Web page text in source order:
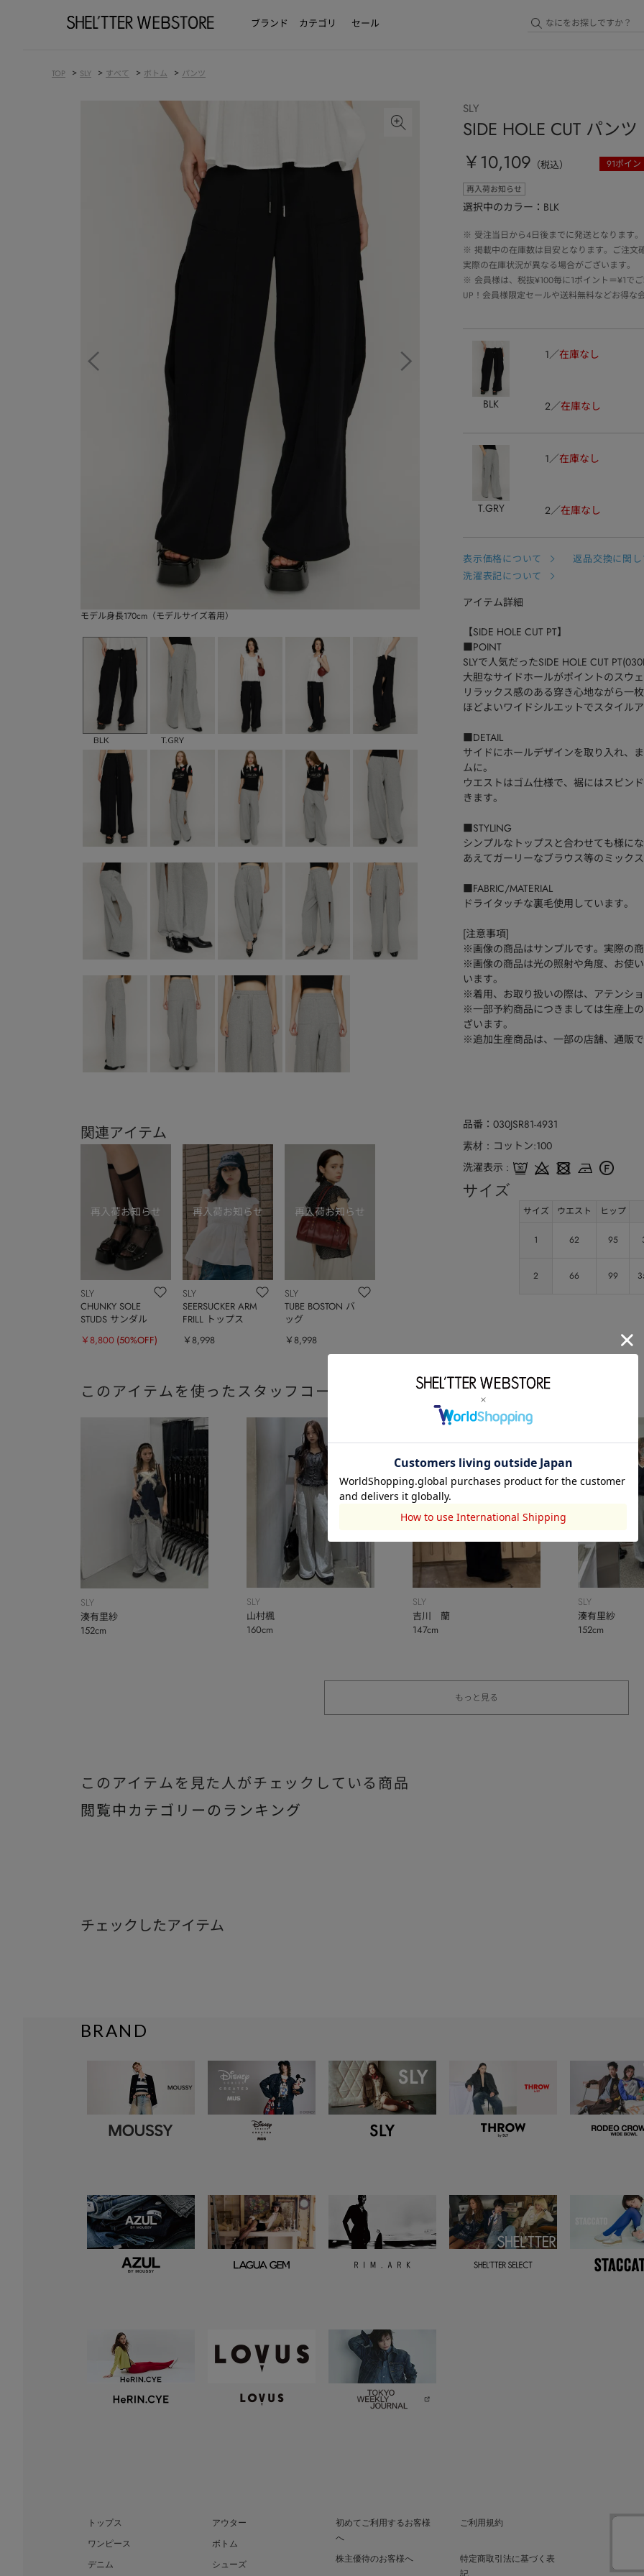
ブランド カテゴリ セール
TOP > SLY > すべて > ボトム > パンツ
モデル身長170cm（モデルサイズ着用）
BLK T.GRY
関連アイテム
SLY
CHUNKY SOLE
STUDS サンダル
￥8,800 (50%OFF)
SLY
SEERSUCKER ARM
FRILL トップス
￥8,998
SLY
TUBE BOSTON バ
ッグ
￥8,998
SLY
SIDE HOLE CUT パンツ
￥10,109 （税込） 91ポイン
再入荷お知らせ
選択中のカラー：BLK
※ 受注当日から4日後までに発送となります
※ 掲載中の在庫数は目安となります。ご注
実際の在庫状況が異なる場合がございます。
※ 会員様は、税抜¥100毎に1ポイント＝¥1で
UP！会員様限定セールや送料無料などお得な
BLK
1 在庫なし
2 在庫なし
T.GRY
1 在庫なし
2 在庫なし
表示価格について
返品交換に関
洗濯表記について
アイテム詳細
【SIDE HOLE CUT PT】
■POINT
SLYで人気だったSIDE HOLE CUT
大胆なサイドホールがポイントのスウ
リラックス感のある穿き心地ながら一
ほどよいワイドシルエットでスタイル
■DETAIL
サイドにホールデザインを取り入れ、
ムに。
ウエストはゴム仕様で、裾にはスピン
きます。
■STYLING
シンプルなトップスと合わせても様に
あえてガーリーなブラウス等のミック
■FABRIC/MATERIAL
ドライタッチな裏毛使用しています。
[注意事項]
※画像の商品はサンプルです。実際の
※画像の商品は光の照射や角度、お使
います。
※着用、お取り扱いの際は、アテンシ
※一部予約商品につきましては生産上
ざいます。
※追加生産商品は、一部の店舗、通販
品番 030JSR81-4931
素材
コットン:100
洗濯表示
サイズ
サイズ ウエスト ヒップ
1 62 95
2 66 99
このアイテムを使ったスタッフコーディネート
SLY
湊有里紗
152cm
SLY
山村楓
160cm
SLY
吉川 蘭
147cm
SLY
湊有里紗
152cm
もっと見る
このアイテムを見た人がチェックしている商品
閲覧中カテゴリーのランキング
チェックしたアイテム
BRAND
トップス
アウター
ワンピース
ボトム
デニム
シューズ
初めてご利用するお客様
へ
ご利用規約
株主優待のお客様へ
特定商取引法に基づく表
記